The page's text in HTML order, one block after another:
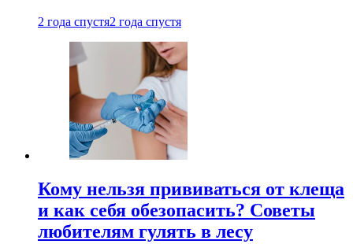
2 года спустя2 года спустя
Кому нельзя прививаться от клеща
и как себя обезопасить? Советы
любителям гулять в лесу